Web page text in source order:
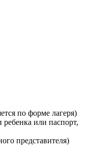
по форме лагеря)
или паспорт,
представителя)